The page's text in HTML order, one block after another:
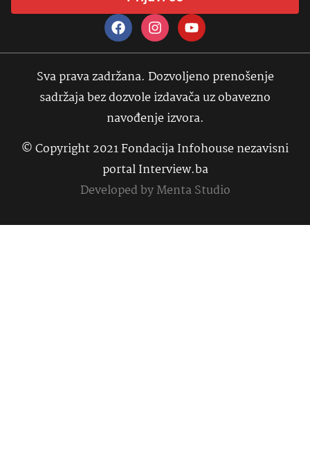
Sva prava zadržana. Dozvoljeno prenošenje
sadržaja bez dozvole izdavača uz obavezno
navođenje izvora.
© Copyright 2021 Fondacija Infohouse nezavisni
portal Interview.ba
Developed byMenta Studio